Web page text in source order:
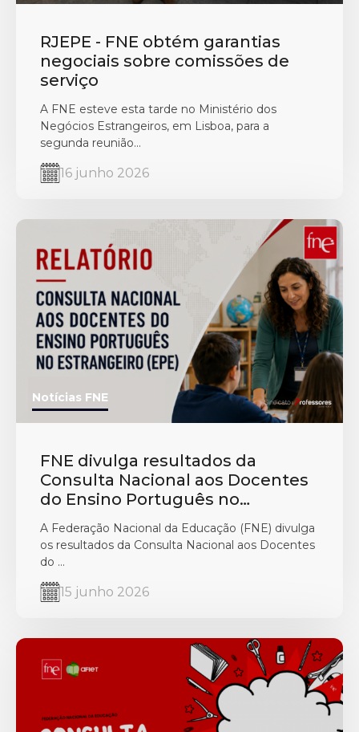
RJEPE - FNE obtém garantias
negociais sobre comissões de
serviço
A FNE esteve esta tarde no Ministério dos
Negócios Estrangeiros, em Lisboa, para a
segunda reunião...
16 junho 2026
Notícias FNE
FNE divulga resultados da
Consulta Nacional aos Docentes
do Ensino Português no
Estrangeiro
A Federação Nacional da Educação (FNE) divulga
os resultados da Consulta Nacional aos Docentes
do ...
15 junho 2026